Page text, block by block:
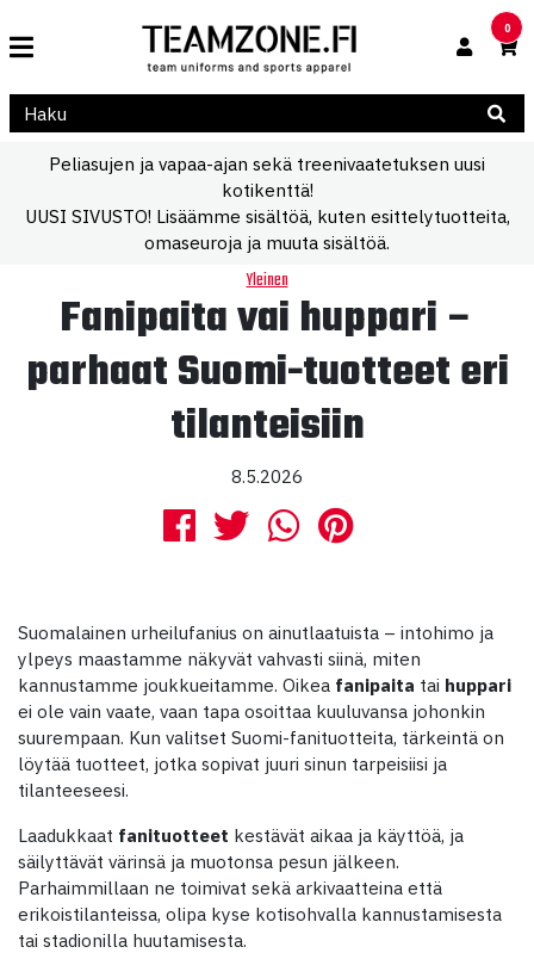
0
Peliasujen ja vapaa-ajan sekä treenivaatetuksen uusi
kotikenttä!
UUSI SIVUSTO! Lisäämme sisältöä, kuten esittelytuotteita,
omaseuroja ja muuta sisältöä.
Yleinen
Fanipaita vai huppari –
parhaat Suomi-tuotteet eri
tilanteisiin
8.5.2026
Suomalainen urheilufanius on ainutlaatuista – intohimo ja
ylpeys maastamme näkyvät vahvasti siinä, miten
kannustamme joukkueitamme. Oikea fanipaita tai huppari
ei ole vain vaate, vaan tapa osoittaa kuuluvansa johonkin
suurempaan. Kun valitset Suomi-fanituotteita, tärkeintä on
löytää tuotteet, jotka sopivat juuri sinun tarpeisiisi ja
tilanteeseesi.
Laadukkaat fanituotteet kestävät aikaa ja käyttöä, ja
säilyttävät värinsä ja muotonsa pesun jälkeen.
Parhaimmillaan ne toimivat sekä arkivaatteina että
erikoistilanteissa, olipa kyse kotisohvalla kannustamisesta
tai stadionilla huutamisesta.